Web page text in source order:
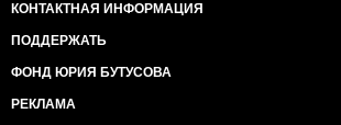
КОНТАКТНАЯ ИНФОРМАЦИЯ
ПОДДЕРЖАТЬ
ФОНД ЮРИЯ БУТУСОВА
РЕКЛАМА